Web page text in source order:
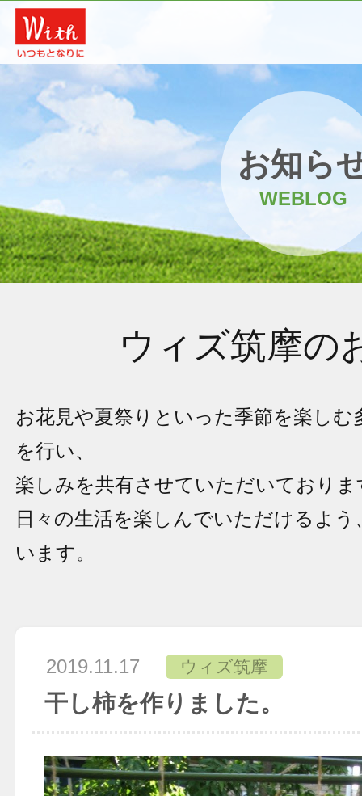
お知ら
WEBLOG
ウィズ筑摩の
お花見や夏祭りといった季節を楽し
を行い、
楽しみを共有させていただいておりま
日々の生活を楽しんでいただけるよ
います。
2019.11.17 ウィズ筑摩
干し柿を作りました。